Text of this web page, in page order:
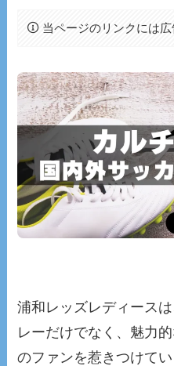
当ページのリンクには広
浦和レッズレディース
レーだけでなく、魅力
のファンを惹きつけてい